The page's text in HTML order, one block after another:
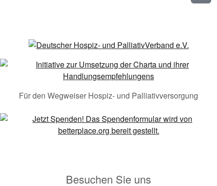
Für den Wegweiser Hospiz- und Palliativversorgung
Besuchen Sie uns